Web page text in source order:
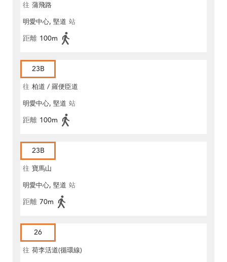
往 蒲飛路
明愛中心, 堅道 站
距離 100m
23B
往 柏道 / 羅便臣道
明愛中心, 堅道 站
距離 100m
23B
往 寶馬山
明愛中心, 堅道 站
距離 70m
26
往 荷李活道(循環線)